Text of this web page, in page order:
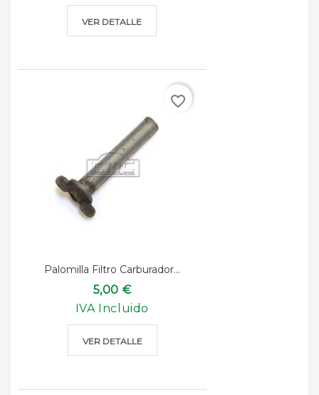
VER DETALLE
Palomilla Filtro Carburador...
5,00 €
IVA Incluido
VER DETALLE
favorite_border